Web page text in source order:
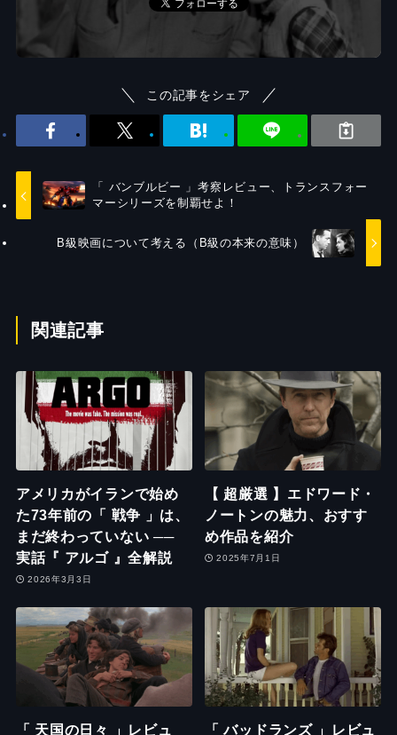
この記事をシェア
「 バンブルビー 」考察レビュー、トランスフォー
マーシリーズを制覇せよ！
B級映画について考える（B級の本来の意味）
関連記事
アメリカがイランで始め
た73年前の「 戦争 」は、
まだ終わっていない ──
実話『 アルゴ 』全解説
2026年3月3日
【 超厳選 】エドワード・
ノートンの魅力、おすす
め作品を紹介
2025年7月1日
「 天国の日々 」レビュ 「 バッドランズ 」レビュ